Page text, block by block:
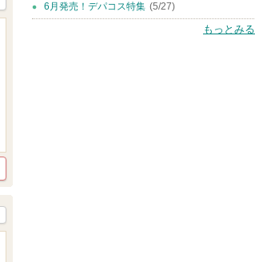
6月発売！デパコス特集 (5/27)
もっとみる